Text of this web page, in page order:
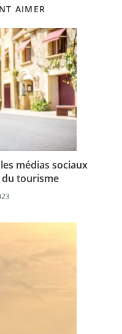
AIMER
médias sociaux
tourisme